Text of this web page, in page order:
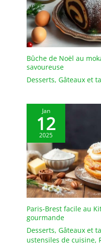
Bûche de Noël au
savoureuse
Desserts, Gâteaux et
Jan
12
2025
Paris-Brest facile au
gourmande
Desserts, Gâteaux et
ustensiles de cuisine,